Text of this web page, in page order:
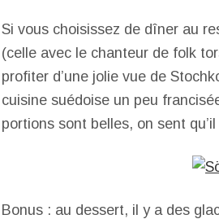
Si vous choisissez de dîner au
(celle avec le chanteur de folk
profiter d’une jolie vue de
cuisine suédoise un peu
portions sont belles, on sent
Bonus : au dessert, il y a des